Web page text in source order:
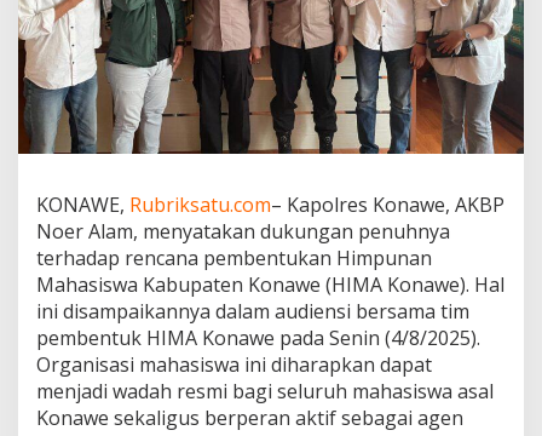
e
D
i
u
k
u
P
e
n
u
h
K
a
p
o
r
KONAWE, Rubriksatu.com– Kapolres Konawe, AKBP
Noer Alam, menyatakan dukungan penuhnya
terhadap rencana pembentukan Himpunan
Mahasiswa Kabupaten Konawe (HIMA Konawe). Hal
ini disampaikannya dalam audiensi bersama tim
pembentuk HIMA Konawe pada Senin (4/8/2025).
Organisasi mahasiswa ini diharapkan dapat
menjadi wadah resmi bagi seluruh mahasiswa asal
Konawe sekaligus berperan aktif sebagai agen